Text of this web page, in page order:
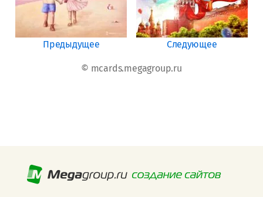
Предыдущее Следующее
© mcards.megagroup.ru